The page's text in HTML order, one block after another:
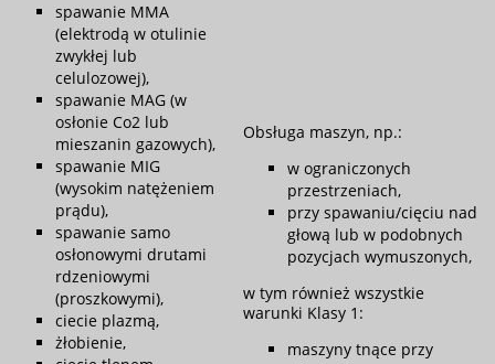
spawanie MMA
(elektrodą w otulinie
zwykłej lub
celulozowej),
spawanie MAG (w
osłonie Co2 lub
mieszanin gazowych),
spawanie MIG
(wysokim natężeniem
prądu),
spawanie samo
osłonowymi drutami
rdzeniowymi
(proszkowymi),
ciecie plazmą,
żłobienie,
Obsługa maszyn, np.:
w ograniczonych
przestrzeniach,
przy spawaniu/cięciu nad
głową lub w podobnych
pozycjach wymuszonych,
w tym również wszystkie
warunki Klasy 1:
maszyny tnące przy